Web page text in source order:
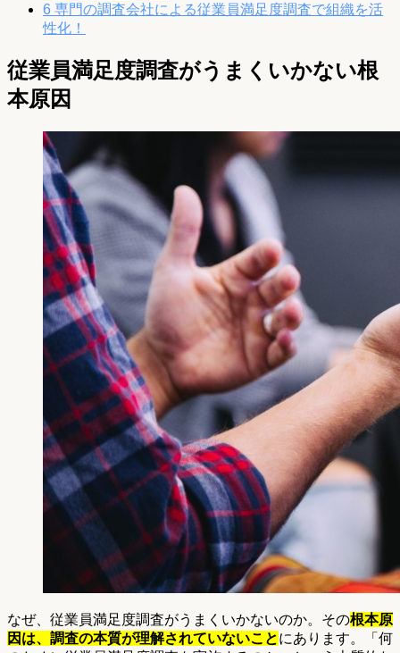
6 専門の調査会社による従業員満足度調査で組織を活
性化！
従業員満足度調査がうまくいかない根
本原因
なぜ、従業員満足度調査がうまくいかないのか。その根本原
因は、調査の本質が理解されていないことにあります。「何